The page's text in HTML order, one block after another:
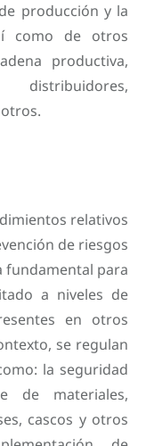
producción y la
como de otros
productiva,
relativos
de riesgos
fundamental para
a niveles de
en otros
se regulan
la seguridad
de materiales,
cascos y otros